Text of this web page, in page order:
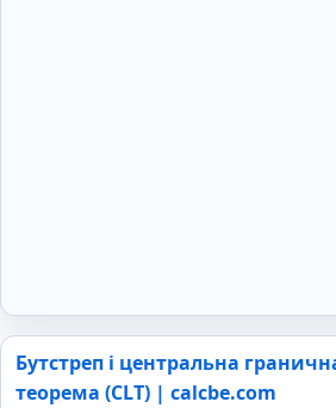
Бутстреп і центральна
теорема (CLT) | calcbe.com